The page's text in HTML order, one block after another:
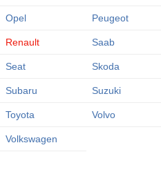
Opel Peugeot
Renault Saab
Seat Skoda
Subaru Suzuki
Toyota Volvo
Volkswagen